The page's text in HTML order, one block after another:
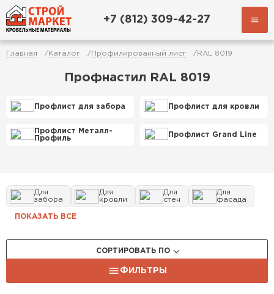
+7 (812) 309-42-27
Главная Каталог Профилированный лист RAL 8019
Профнастил RAL 8019
Профлист для забора Профлист для кровли
Профлист Металл-
Профиль
Профлист Grand Line
Для
забора
Для
кровли
Для
стен
Для
фасада
ПОКАЗАТЬ ВСЕ
СОРТИРОВАТЬ ПО
ФИЛЬТРЫ